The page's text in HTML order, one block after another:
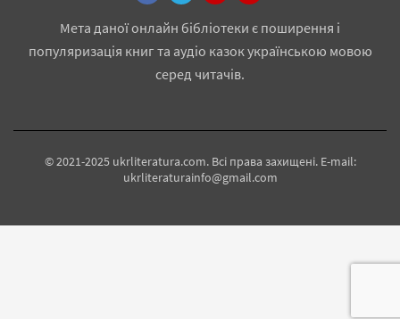
Мета даної онлайн бібліотеки є поширення і
популяризація книг та аудіо казок українською мовою
серед читачів.
© 2021-2025 ukrliteratura.com. Всі права захищені. E-mail:
ukrliteraturainfo@gmail.com